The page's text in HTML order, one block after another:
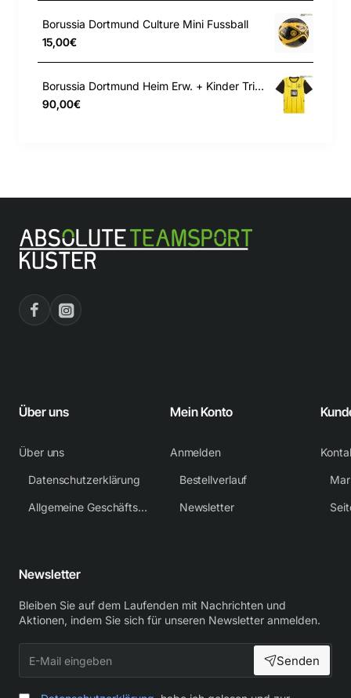
Borussia Dortmund Culture Mini Fussball
15,00€
Borussia Dortmund Heim Erw. + Kinder Trikot
90,00€
Über uns
Über uns
Datenschutzerklärung
Allgemeine Geschäftsbedingungen
Mein Konto
Anmelden
Bestellverlauf
Newsletter
Newsletter
Bleiben Sie auf dem Laufenden mit Nachrichten und
Aktionen, indem Sie sich für unseren Newsletter anmelden.
Mail
eingeben
Senden